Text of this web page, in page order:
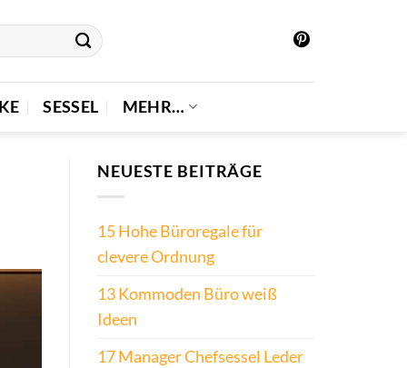
SESSEL MEHR…
NEUESTE BEITRÄGE
15 Hohe Büroregale für
clevere Ordnung
13 Kommoden Büro weiß
Ideen
17 Manager Chefsessel Leder